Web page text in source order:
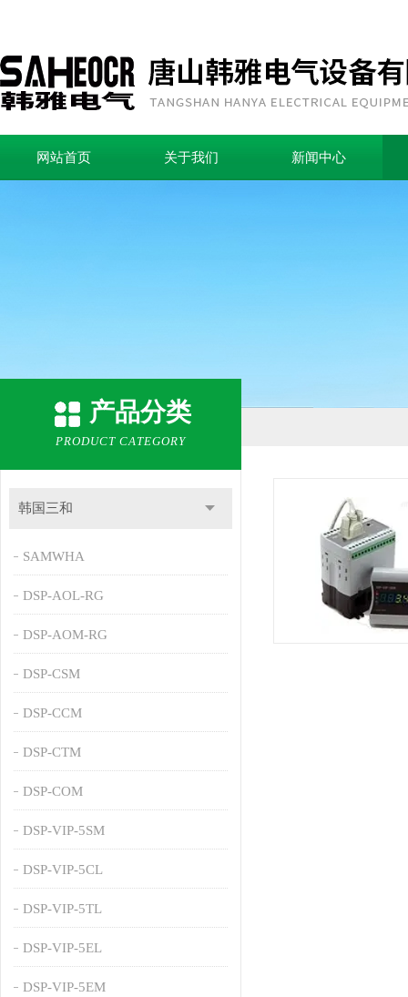
网站首页 关于我们 新闻中心
产品分类
PRODUCT CATEGORY
韩国三和
SAMWHA
DSP-AOL-RG
DSP-AOM-RG
DSP-CSM
DSP-CCM
DSP-CTM
DSP-COM
DSP-VIP-5SM
DSP-VIP-5CL
DSP-VIP-5TL
DSP-VIP-5EL
DSP-VIP-5EM